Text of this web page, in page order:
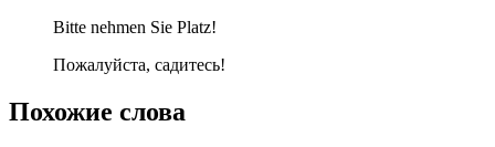
Bitte nehmen Sie Platz!
Пожалуйста, садитесь!
Похожие слова